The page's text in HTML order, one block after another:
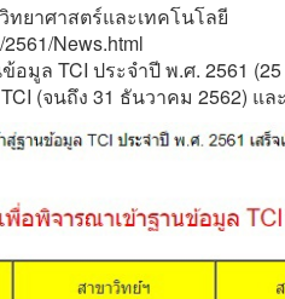
ยาศาสตร์และเทคโนโลยี
News.html
มูล TCI ประจำปี พ.ศ. 2561 (25
(จนถึง 31 ธันวาคม 2562) แ